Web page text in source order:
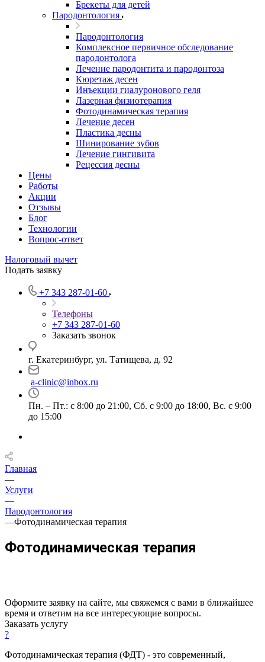
Брекеты для детей
Пародонтология
Пародонтология
Комплексное первичное обследование
пародонтолога
Лечение пародонтита и пародонтоза
Кюретаж десен
Инъекции гиалуронового геля
Лазерная физиотерапия
Фотодинамическая терапия
Лечение десен
Пластика десны
Шинирование зубов
Лечение гингивита
Рецессия десны
Цены
Работы
Акции
Отзывы
Блог
Технологии
Вопрос-ответ
Налоговый вычет
Подать заявку
+7 343 287-01-60
Телефоны
+7 343 287-01-60
Заказать звонок
г. Екатеринбург, ул. Татищева, д. 92
a-clinic@inbox.ru
Пн. – Пт.: с 8:00 до 21:00, Сб. с 9:00 до 18:00, Вс. с 9:00
до 15:00
Главная
—
Услуги
—
Пародонтология
—Фотодинамическая терапия
Фотодинамическая терапия
Оформите заявку на сайте, мы свяжемся с вами в ближайшее
время и ответим на все интересующие вопросы.
Заказать услугу
?
Фотодинамическая терапия (ФДТ) - это современный,